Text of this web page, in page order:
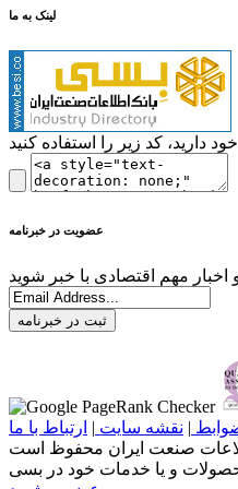
لینک به ما
عضویت در خبرنامه
ثبت در خبرنامه
| نقشه سایت | ارتباط با ما
و یا خدمات خود در بسی